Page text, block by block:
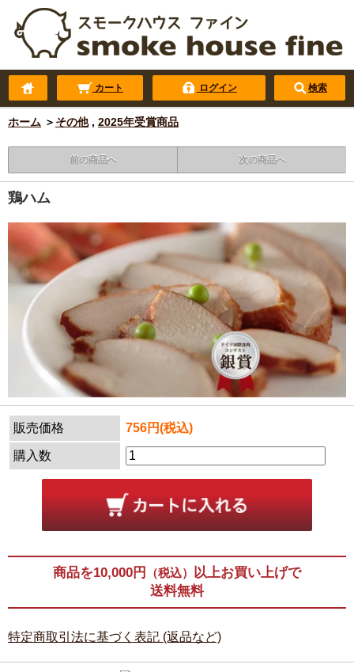
カート ログイン 検索
ホーム ＞ その他 , 2025年受賞商品
前の商品へ 次の商品へ
鶏ハム
販売価格 756円(税込)
購入数
商品を10,000円 （税込） 以上お買い上げで
送料無料
特定商取引法に基づく表記 (返品など)